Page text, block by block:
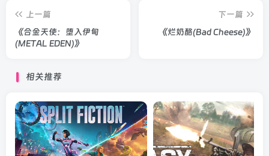
上一篇
《合金天使：堕入伊甸
(METAL EDEN)》
下一篇
《烂奶酪(Bad Cheese)》
相关推荐